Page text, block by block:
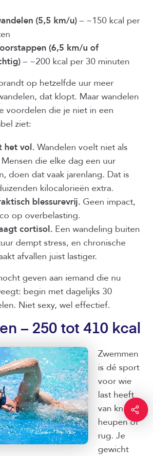
(5,5 km/u) – ~150 kcal per
(6,5 km/u of
– ~200 kcal per 30 minuten
op hetzelfde uur meer
dat klopt. Maar wandelen
voordelen die je niet in een
ziet:
het vol. Wandelen voelt niet als
die elke dag een uur
doen dat vaak jarenlang. Dat is
kilocalorieën extra.
blessurevrij. Geen impact,
op overbelasting.
cortisol. Een wandeling buiten
dempt stress, en chronische
afvallen juist lastiger.
geven aan iemand die nu
begin met dagelijks 30
Niet sexy, wel effectief.
– 250 tot 410 kcal
Zwemmen
is dé sport
voor wie
last heeft
van knieën,
heupen of
rug. Je
gewicht